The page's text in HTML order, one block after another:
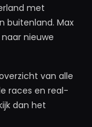
en die kreeg nooit
Highness"
te wedden dat
als hij daar een
met
buitenland. Max
nieuwe
van alle
races en real-
dan het